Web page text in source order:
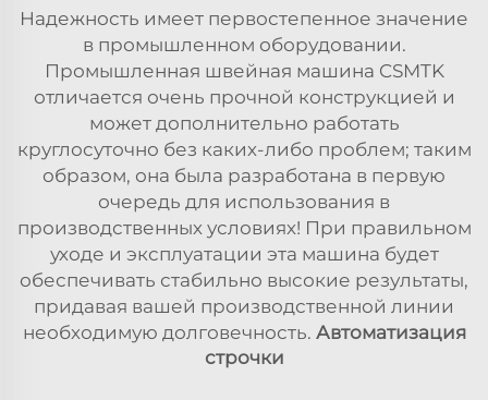
Надежность имеет первостепенное значение
в промышленном оборудовании.
Промышленная швейная машина CSMTK
отличается очень прочной конструкцией и
может дополнительно работать
круглосуточно без каких-либо проблем; таким
образом, она была разработана в первую
очередь для использования в
производственных условиях! При правильном
уходе и эксплуатации эта машина будет
обеспечивать стабильно высокие результаты,
придавая вашей производственной линии
необходимую долговечность. Автоматизация
строчки